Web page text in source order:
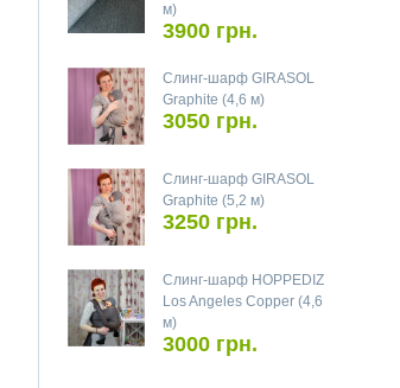
м)
3900 грн.
Слинг-шарф GIRASOL
Graphite (4,6 м)
3050 грн.
Слинг-шарф GIRASOL
Graphite (5,2 м)
3250 грн.
Слинг-шарф HOPPEDIZ
Los Angeles Copper (4,6
м)
3000 грн.